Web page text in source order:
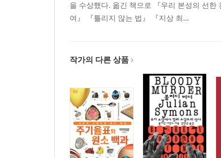
을 수상했다. 옮긴 책으로 『우리 본성의 선
여』 『틀리지 않는 법』 『지상 최...
작가의 다른 상품